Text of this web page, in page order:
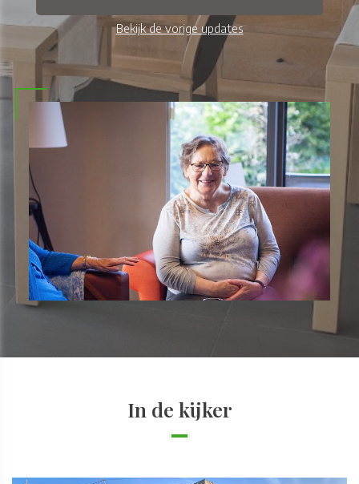
Bekijk de vorige updates
In de kijker